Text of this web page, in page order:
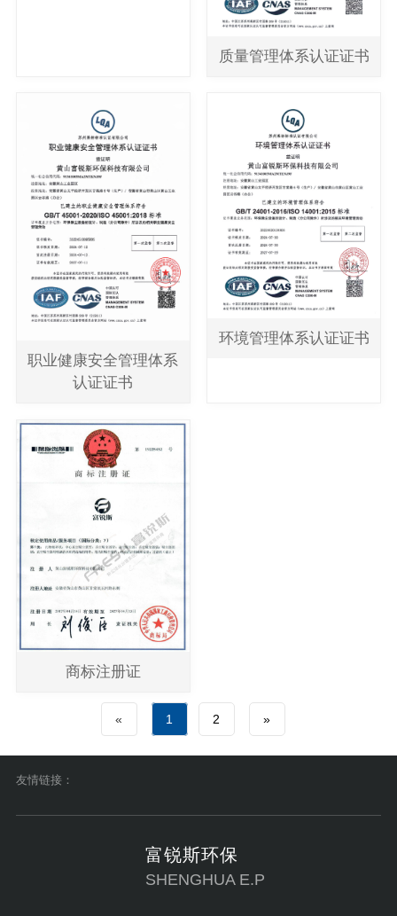
质量管理体系认证证书
职业健康安全管理体系
认证证书
环境管理体系认证证书
商标注册证
« 1 2 »
友情链接：
富锐斯环保
SHENGHUA E.P